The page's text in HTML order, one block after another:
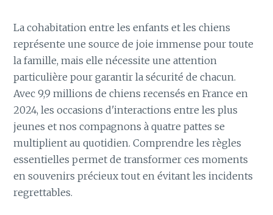
La cohabitation entre les enfants et les chiens
représente une source de joie immense pour toute
la famille, mais elle nécessite une attention
particulière pour garantir la sécurité de chacun.
Avec 9,9 millions de chiens recensés en France en
2024, les occasions d'interactions entre les plus
jeunes et nos compagnons à quatre pattes se
multiplient au quotidien. Comprendre les règles
essentielles permet de transformer ces moments
en souvenirs précieux tout en évitant les incidents
regrettables.